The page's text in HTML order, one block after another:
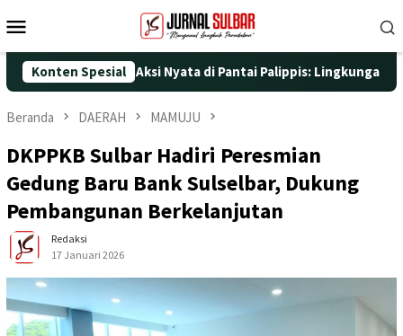
ke
Mobile
Konten Spesial
25 dengan Aksi Nyata di Pantai Palippis: Lingkungan dan
Beranda DAERAH MAMUJU
DKPPKB Sulbar Hadiri Peresmian
Gedung Baru Bank Sulselbar, Dukung
Pembangunan Berkelanjutan
Redaksi
17 Januari 2026